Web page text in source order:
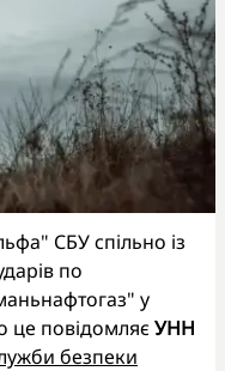
СБУ спільно із
по
у
це повідомляє УНН
безпеки